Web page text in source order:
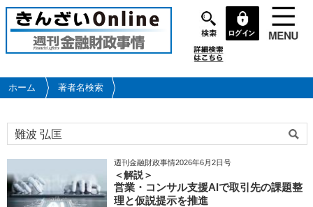
メ
イ
コ
ン
移
動
ホーム 著者名検索
週刊金融財政事情2026年6月2日号
＜解説＞
営業・コンサル支援AIで取引先の課題整
理と仮説提示を推進